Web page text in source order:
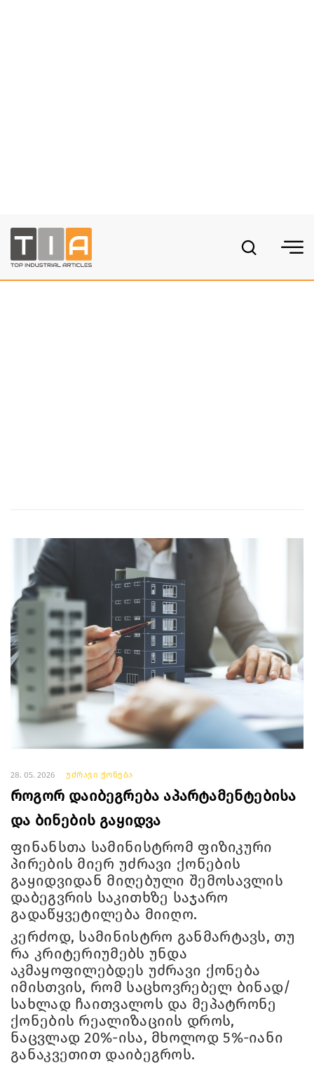
28. 05. 2026 უძრავი ქონება
როგორ დაიბეგრება აპარტამენტებისა
და ბინების გაყიდვა
ფინანსთა სამინისტრომ ფიზიკური
პირების მიერ უძრავი ქონების
გაყიდვიდან მიღებული შემოსავლის
დაბეგვრის საკითხზე საჯარო
გადაწყვეტილება მიიღო.
კერძოდ, სამინისტრო განმარტავს, თუ
რა კრიტერიუმებს უნდა
აკმაყოფილებდეს უძრავი ქონება
იმისთვის, რომ საცხოვრებელ ბინად/
სახლად ჩაითვალოს და მეპატრონე
ქონების რეალიზაციის დროს,
ნაცვლად 20%-ისა, მხოლოდ 5%-იანი
განაკვეთით დაიბეგროს.